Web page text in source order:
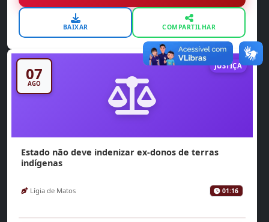
BAIXAR COMPARTILHAR
07
AGO
JUSTIÇA
Estado não deve indenizar ex-donos de terras
indígenas
Lígia de Matos 01:16